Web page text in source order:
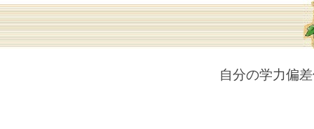
自分の学力偏